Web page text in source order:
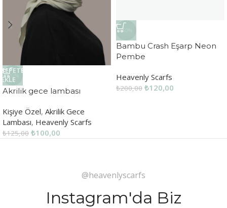
-20%
SEPETE
EKLE
Akrilik gece lambası
Kişiye Özel, Akrilik Gece
Lambası, Heavenly Scarfs
₺125,00 ₺100,00
-40%
Bambu Crash Eşarp Neon
Pembe
Heavenly Scarfs
₺200,00 ₺120,00
@heavenlyscarfs
Instagram'da Biz